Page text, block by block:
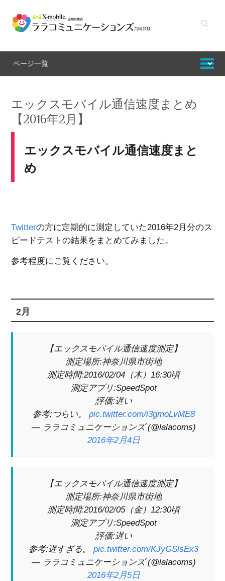
キーワ
てくだ
さい
エックスモバイル通信速度まとめ
【2016年2月】
エックスモバイル通信速度まと
め
Twitterの方に定期的に測定していた2016年2月分のス
ピードテストの結果をまとめてみました。
参考程度にご覧ください。
2月
【エックスモバイル通信速度測定】
測定場所:神奈川県市街地
測定時間:2016/02/04（木）16:30頃
測定アプリ:SpeedSpot
評価:遅い
参考:つらい。 pic.twitter.com/i3gmoLvME8
— ララコミュニケーションズ (@lalacoms)
2016年2月4日
【エックスモバイル通信速度測定】
測定場所:神奈川県市街地
測定時間:2016/02/05（金）12:30頃
測定アプリ:SpeedSpot
評価:遅い
参考:遅すぎる。 pic.twitter.com/KJyGSlsEx3
— ララコミュニケーションズ (@lalacoms)
2016年2月5日